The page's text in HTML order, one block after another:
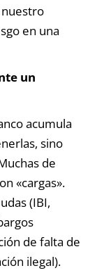
nuestro
en una
un
acumula
sino
de
«cargas».
(IBI,
de falta de
ilegal).